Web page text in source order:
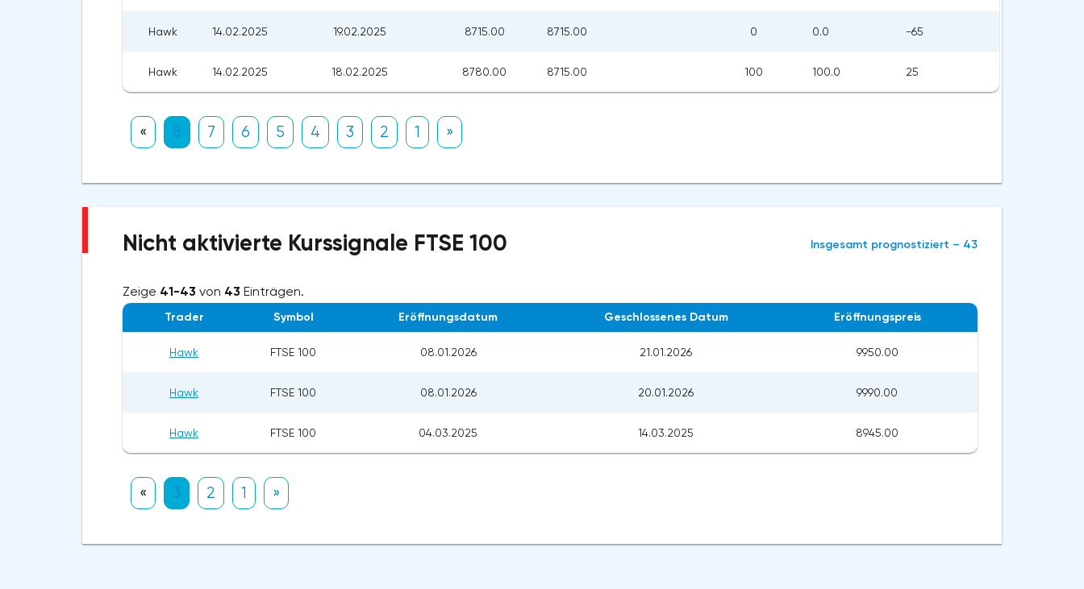
Hawk 14.02.2025 19.02.2025 8715.00 8715.00 0 0.0 -65
Hawk 14.02.2025 18.02.2025 8780.00 8715.00 100 100.0 25
« 8 7 6 5 4 3 2 1 »
Nicht aktivierte Kurssignale FTSE 100 Insgesamt prognostiziert – 43
Zeige 41-43 von 43 Einträgen.
Trader Symbol Eröffnungsdatum Geschlossenes Datum Eröffnungspreis
Hawk FTSE 100 08.01.2026 21.01.2026 9950.00
Hawk FTSE 100 08.01.2026 20.01.2026 9990.00
Hawk FTSE 100 04.03.2025 14.03.2025 8945.00
« 3 2 1 »